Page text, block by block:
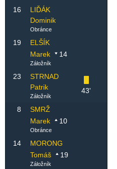
16
LIĎÁK
Dominik
Obránce
19
ELŠÍK
Marek
14
Záložník
23
STRNAD
Patrik
Záložník
43'
8
SMRŽ
Marek
10
Obránce
14
MORONG
Tomáš
19
Záložník